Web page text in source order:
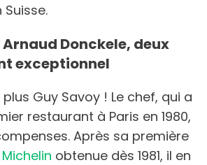
Donckele, deux
exceptionnel
Guy Savoy ! Le chef, qui a
restaurant à Paris en 1980,
Après sa première
obtenue dès 1981, il en